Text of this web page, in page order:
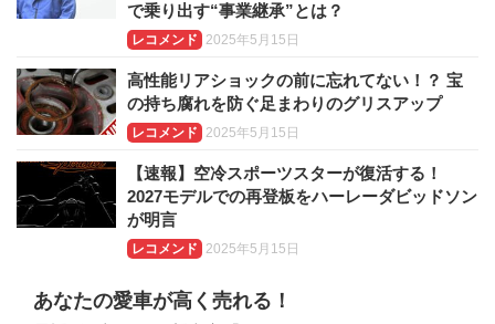
で乗り出す“事業継承”とは？
レコメンド 2025年5月15日
高性能リアショックの前に忘れてない！？ 宝
の持ち腐れを防ぐ足まわりのグリスアップ
レコメンド 2025年5月15日
【速報】空冷スポーツスターが復活する！
2027モデルでの再登板をハーレーダビッドソン
が明言
レコメンド 2025年5月15日
あなたの愛車が高く売れる！